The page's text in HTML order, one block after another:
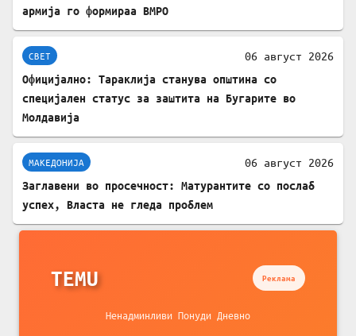
армија го формираа ВМРО
СВЕТ 06 август 2026
Официјално: Тараклија станува општина со
специјален статус за заштита на Бугарите во
Молдавија
МАКЕДОНИЈА 06 август 2026
Заглавени во просечност: Матурантите со послаб
успех, Власта не гледа проблем
TEMU Реклама
Ненадминливи Понуди Дневно